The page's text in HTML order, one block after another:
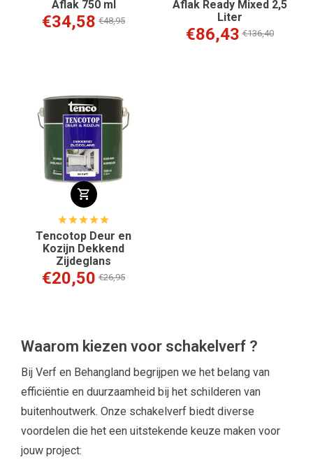
Aflak 750 ml
€34,58 €48,95
Aflak Ready Mixed 2,5
Liter
€86,43 €136,40
Tencotop Deur en
Kozijn Dekkend
Zijdeglans
€20,50 €26,95
Waarom kiezen voor schakelverf ?
Bij Verf en Behangland begrijpen we het belang van
efficiëntie en duurzaamheid bij het schilderen van
buitenhoutwerk. Onze schakelverf biedt diverse
voordelen die het een uitstekende keuze maken voor
jouw project: